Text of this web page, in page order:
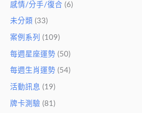
感情/分手/復合 (6)
未分類 (33)
案例系列 (109)
每週星座運勢 (50)
每週生肖運勢 (54)
活動訊息 (19)
牌卡測驗 (81)